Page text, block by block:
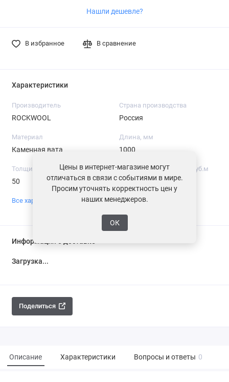
Нашли дешевле?
В избранное В сравнение
Характеристики
Производитель
ROCKWOOL
Страна производства
Россия
Материал
Каменная вата
Длина, мм
1000
Толщина, мм
50
Средняя плотность, кг/куб.м
37
Все характеристики
Информация о доставке
Загрузка...
Поделиться
Описание Характеристики Вопросы и ответы 0
Цены в интернет-магазине могут
отличаться в связи с событиями в мире.
Просим уточнять корректность цен у
наших менеджеров.
ОК